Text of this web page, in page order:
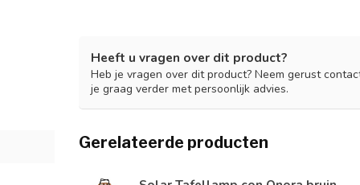
Heeft u vragen over dit product?
Heb je vragen over dit product? Neem gerust
je graag verder met persoonlijk advies.
Gerelateerde producten